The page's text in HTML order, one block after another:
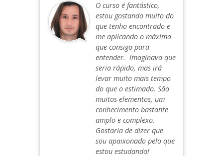
O curso é fantástico,
estou gostando muito do
que tenho encontrado e
me aplicando o máximo
que consigo para
entender. Imaginava que
seria rápido, mas irá
levar muito mais tempo
do que o estimado. São
muitos elementos, um
conhecimento bastante
amplo e complexo.
Gostaria de dizer que
sou apaixonado pelo que
estou estudando!